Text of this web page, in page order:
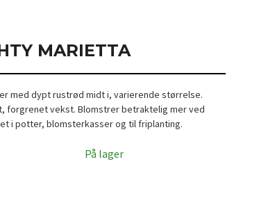
MARIETTA
med dypt rustrød midt i, varierende størrelse.
forgrenet vekst. Blomstrer betraktelig mer ved
i potter, blomsterkasser og til friplanting.
På lager